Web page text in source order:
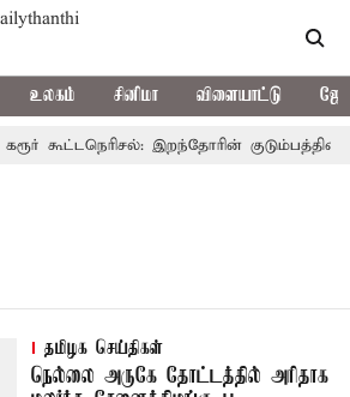
உலகம் சினிமா விளையாட்டு
கரூர் கூட்டநெரிசல்: இறந்தோரின்
தமிழக செய்திகள்
நெல்லை அருகே தோட்டத்தில் அரிதாக